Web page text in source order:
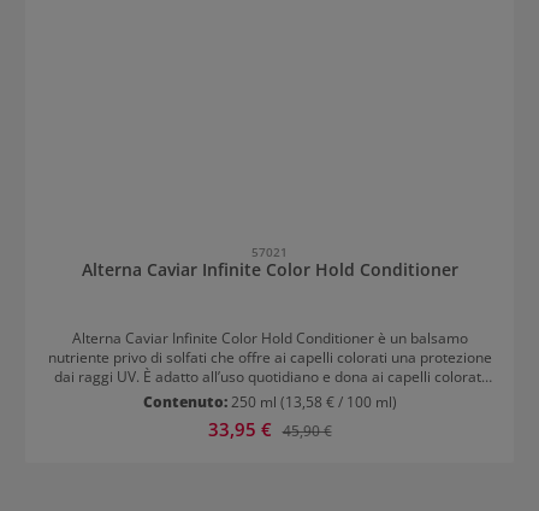
57021
Alterna Caviar Infinite Color Hold Conditioner
Alterna Caviar Infinite Color Hold Conditioner è un balsamo
nutriente privo di solfati che offre ai capelli colorati una protezione
dai raggi UV. È adatto all’uso quotidiano e dona ai capelli colorati
una idratazione profonda. Garantisce un colore brillante e vibrante
a lungo e, grazie alla protezione dai raggi solari, riduce lo
sbiadimento di colore. Mantiene acceso il colore e aumenta la
Contenuto:250 ml (13,58 € / 100 ml)
Prezzo di vendita:
33,95 € Prezzo normale:
45,90 €